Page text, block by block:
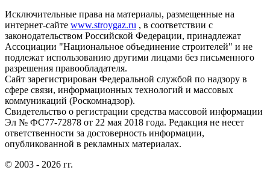
Исключительные права на материалы, размещенные на
интернет-сайте www.stroygaz.ru , в соответствии с
законодательством Российской Федерации, принадлежат
Ассоциации "Национальное объединение строителей" и не
подлежат использованию другими лицами без письменного
разрешения правообладателя.
Сайт зарегистрирован Федеральной службой по надзору в
сфере связи, информационных технологий и массовых
коммуникаций (Роскомнадзор).
Свидетельство о регистрации средства массовой информации
Эл № ФС77-72878 от 22 мая 2018 года. Редакция не несет
ответственности за достоверность информации,
опубликованной в рекламных материалах.
© 2003 - 2026 гг.